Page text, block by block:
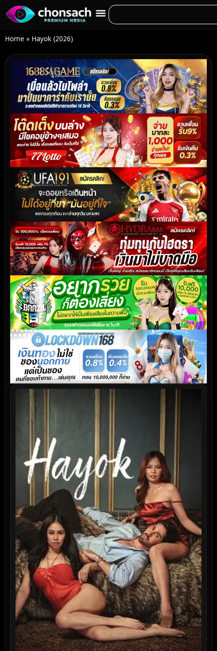
Home » Hayok (2026)